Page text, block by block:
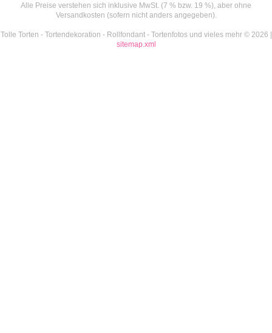
Alle Preise verstehen sich inklusive MwSt. (7 % bzw. 19 %), aber ohne
Versandkosten (sofern nicht anders angegeben).
Tolle Torten - Tortendekoration - Rollfondant - Tortenfotos und vieles mehr © 2026 |
sitemap.xml